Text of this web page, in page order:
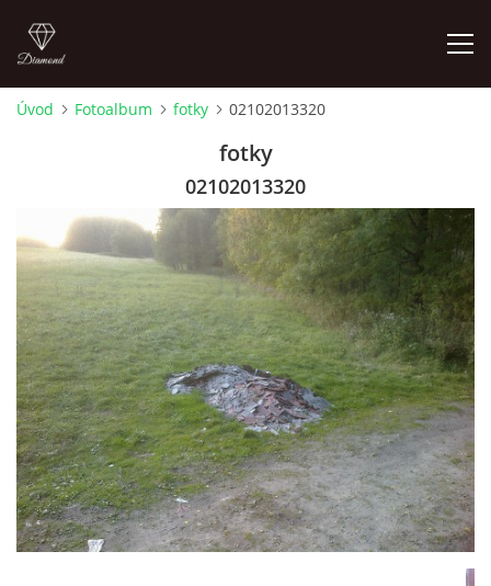
Pepouch
+420605716650
pepouch@seznam.cz
Úvod Fotoalbum fotky 02102013320
fotky
02102013320